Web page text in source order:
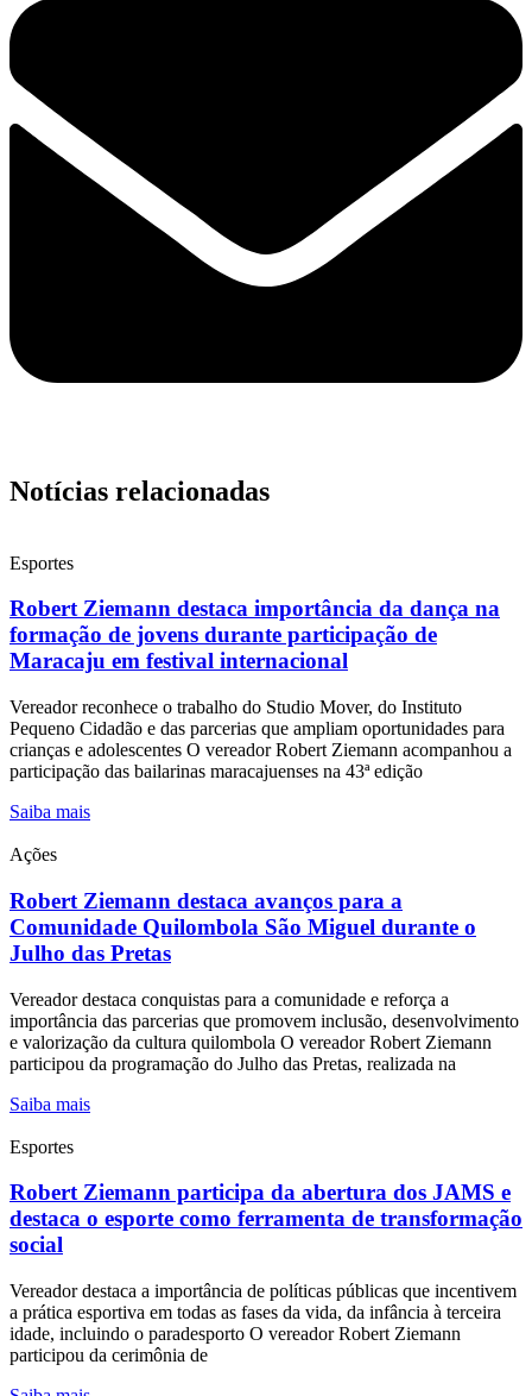
Notícias relacionadas
Esportes
Robert Ziemann destaca importância da dança na
formação de jovens durante participação de
Maracaju em festival internacional
Vereador reconhece o trabalho do Studio Mover, do Instituto
Pequeno Cidadão e das parcerias que ampliam oportunidades para
crianças e adolescentes O vereador Robert Ziemann acompanhou a
participação das bailarinas maracajuenses na 43ª edição
Saiba mais
Ações
Robert Ziemann destaca avanços para a
Comunidade Quilombola São Miguel durante o
Julho das Pretas
Vereador destaca conquistas para a comunidade e reforça a
importância das parcerias que promovem inclusão, desenvolvimento
e valorização da cultura quilombola O vereador Robert Ziemann
participou da programação do Julho das Pretas, realizada na
Saiba mais
Esportes
Robert Ziemann participa da abertura dos JAMS e
destaca o esporte como ferramenta de transformação
social
Vereador destaca a importância de políticas públicas que incentivem
a prática esportiva em todas as fases da vida, da infância à terceira
idade, incluindo o paradesporto O vereador Robert Ziemann
participou da cerimônia de